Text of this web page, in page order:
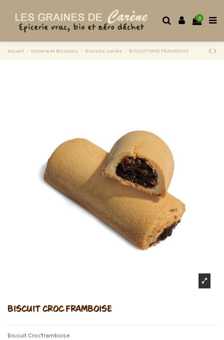
0
Accueil Epicerie et Boissons Biscuits sucrés BISCUIT CROC FRAMBOISE
BISCUIT CROC FRAMBOISE
Biscuit Croc'framboise